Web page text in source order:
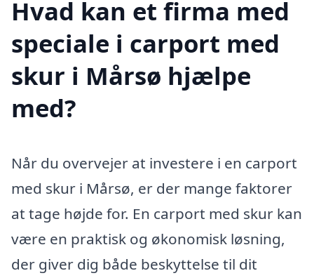
Hvad kan et firma med
speciale i carport med
skur i Mårsø hjælpe
med?
Når du overvejer at investere i en carport
med skur i Mårsø, er der mange faktorer
at tage højde for. En carport med skur kan
være en praktisk og økonomisk løsning,
der giver dig både beskyttelse til dit